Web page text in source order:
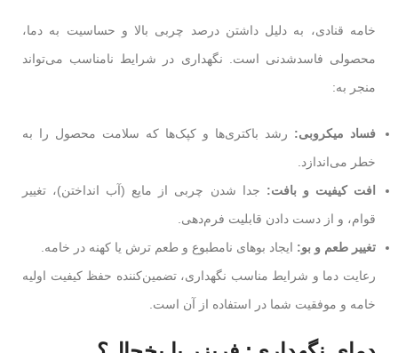
خامه قنادی، به دلیل داشتن درصد چربی بالا و حساسیت به دما،
محصولی فاسدشدنی است. نگهداری در شرایط نامناسب می‌تواند
منجر به:
فساد میکروبی: رشد باکتری‌ها و کپک‌ها که سلامت محصول را به
خطر می‌اندازد.
افت کیفیت و بافت: جدا شدن چربی از مایع (آب انداختن)، تغییر
قوام، و از دست دادن قابلیت فرم‌دهی.
تغییر طعم و بو: ایجاد بوهای نامطبوع و طعم ترش یا کهنه در خامه.
رعایت دما و شرایط مناسب نگهداری، تضمین‌کننده حفظ کیفیت اولیه
خامه و موفقیت شما در استفاده از آن است.